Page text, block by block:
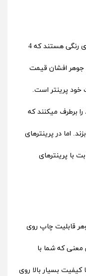
پرینترهای جوهر افشان بیشتر شامل پرینترهای رنگی هستند که 4
جوهر افشان قیمت
خود پرینتر است.
را برطرف میکنند که
اما در پرینترهای
با پرینترهای
قابلیت چاپ روی
معنی که شما با
بسیار بالا روی